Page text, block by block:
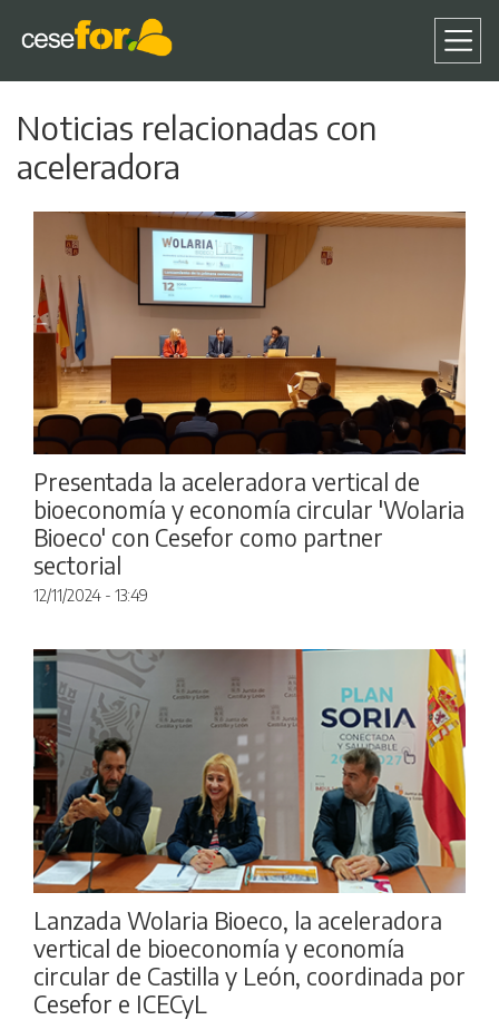
al
Noticias relacionadas con
aceleradora
Presentada la aceleradora vertical de
bioeconomía y economía circular 'Wolaria
Bioeco' con Cesefor como partner
sectorial
12/11/2024 - 13:49
Lanzada Wolaria Bioeco, la aceleradora
vertical de bioeconomía y economía
circular de Castilla y León, coordinada por
Cesefor e ICECyL